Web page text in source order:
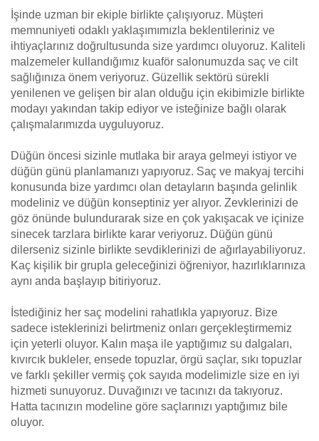
İşinde uzman bir ekiple birlikte çalışıyoruz. Müşteri
memnuniyeti odaklı yaklaşımımızla beklentileriniz ve
ihtiyaçlarınız doğrultusunda size yardımcı oluyoruz. Kaliteli
malzemeler kullandığımız kuaför salonumuzda saç ve cilt
sağlığınıza önem veriyoruz. Güzellik sektörü sürekli
yenilenen ve gelişen bir alan olduğu için ekibimizle birlikte
modayı yakından takip ediyor ve isteğinize bağlı olarak
çalışmalarımızda uyguluyoruz.
Düğün öncesi sizinle mutlaka bir araya gelmeyi istiyor ve
düğün günü planlamanızı yapıyoruz. Saç ve makyaj tercihi
konusunda bize yardımcı olan detayların başında gelinlik
modeliniz ve düğün konseptiniz yer alıyor. Zevklerinizi de
göz önünde bulundurarak size en çok yakışacak ve içinize
sinecek tarzlara birlikte karar veriyoruz. Düğün günü
dilerseniz sizinle birlikte sevdiklerinizi de ağırlayabiliyoruz.
Kaç kişilik bir grupla geleceğinizi öğreniyor, hazırlıklarınıza
aynı anda başlayıp bitiriyoruz.
İstediğiniz her saç modelini rahatlıkla yapıyoruz. Bize
sadece isteklerinizi belirtmeniz onları gerçekleştirmemiz
için yeterli oluyor. Kalın maşa ile yaptığımız su dalgaları,
kıvırcık bukleler, ensede topuzlar, örgü saçlar, sıkı topuzlar
ve farklı şekiller vermiş çok sayıda modelimizle size en iyi
hizmeti sunuyoruz. Duvağınızı ve tacınızı da takıyoruz.
Hatta tacınızın modeline göre saçlarınızı yaptığımız bile
oluyor.